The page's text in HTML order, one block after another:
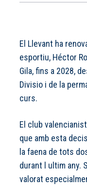
El Llevant ha
esportiu, Héctor
Gila, fins a 2028,
Divisio i de la
curs.
El club
que amb esta
la faena de tots
durant l ultim any.
valorat